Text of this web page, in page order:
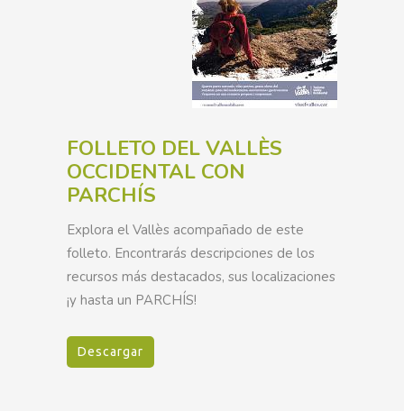
FOLLETO DEL VALLÈS
OCCIDENTAL CON
PARCHÍS
Explora el Vallès acompañado de este
folleto. Encontrarás descripciones de los
recursos más destacados, sus localizaciones
¡y hasta un PARCHÍS!
Descargar